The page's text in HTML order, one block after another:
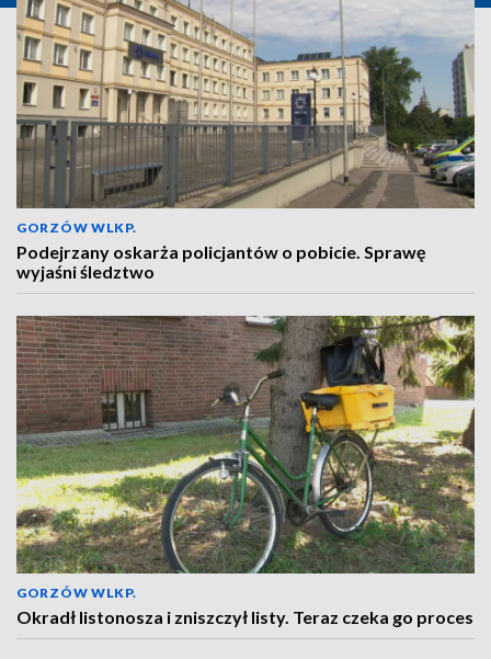
GORZÓW WLKP.
Podejrzany oskarża policjantów o pobicie. Sprawę
wyjaśni śledztwo
GORZÓW WLKP.
Okradł listonosza i zniszczył listy. Teraz czeka go proces